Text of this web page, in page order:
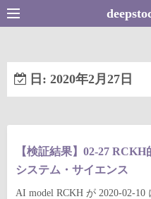
コ
ン
ン
へ
日: 2020年2月27日
【検証結果】02-27
システム・サイエンス
AI model RCKH が 2020-02-10